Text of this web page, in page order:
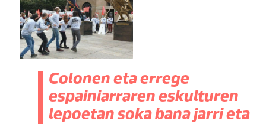
Colonen eta errege
espainiarraren eskulturen
lepoetan soka bana jarri eta